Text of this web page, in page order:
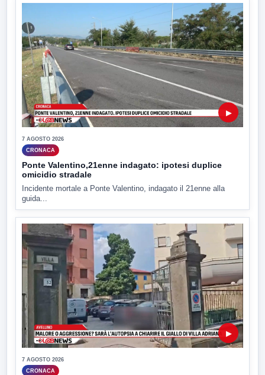
▶
7 AGOSTO 2026
CRONACA
Ponte Valentino,21enne indagato: ipotesi duplice
omicidio stradale
Incidente mortale a Ponte Valentino, indagato il 21enne alla
guida...
▶
7 AGOSTO 2026
CRONACA